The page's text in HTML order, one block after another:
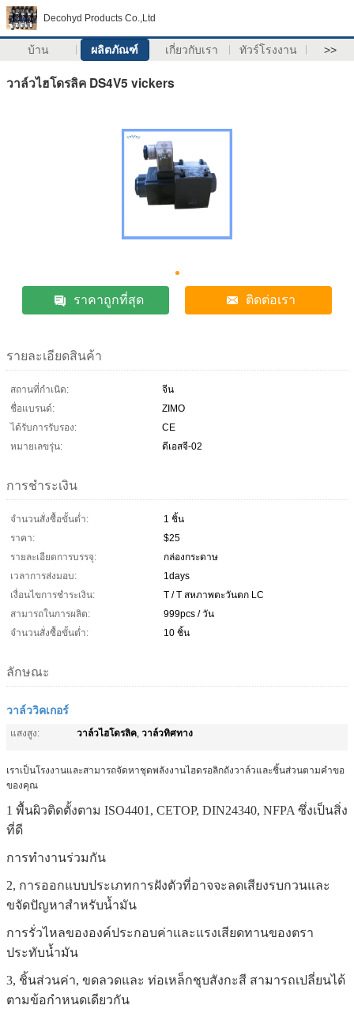
Decohyd Products Co.,Ltd
บ้าน ผลิตภัณฑ์ เกี่ยวกับเรา ทัวร์โรงงาน >>
วาล์วไฮโดรลิค DS4V5 vickers
ราคาถูกที่สุด ติดต่อเรา
รายละเอียดสินค้า
สถานที่กำเนิด:
จีน
ชื่อแบรนด์:
ZIMO
ได้รับการรับรอง:
CE
หมายเลขรุ่น:
ดีเอสจี-02
การชำระเงิน
จำนวนสั่งซื้อขั้นต่ำ:
1 ชิ้น
ราคา:
$25
รายละเอียดการบรรจุ:
กล่องกระดาษ
เวลาการส่งมอบ:
1days
เงื่อนไขการชำระเงิน:
T / T สหภาพตะวันตก LC
สามารถในการผลิต:
999pcs / วัน
จำนวนสั่งซื้อขั้นต่ำ:
10 ชิ้น
ลักษณะ
วาล์ววิคเกอร์
แสงสูง: วาล์วไฮโดรลิค, วาล์วทิศทาง
เราเป็นโรงงานและสามารถจัดหาชุดพลังงานไฮดรอลิกถังวาล์วและชิ้นส่วนตามคำขอ
ของคุณ
1 พื้นผิวติดตั้งตาม ISO4401, CETOP, DIN24340, NFPA ซึ่งเป็นสิ่ง
ที่ดี
การทำงานร่วมกัน
2, การออกแบบประเภทการฝังตัวที่อาจจะลดเสียงรบกวนและ
ขจัดปัญหาสำหรับน้ำมัน
การรั่วไหลขององค์ประกอบค่าและแรงเสียดทานของตรา
ประทับน้ำมัน
3, ชิ้นส่วนค่า, ขดลวดและ ท่อเหล็กชุบสังกะสี สามารถเปลี่ยนได้
ตามข้อกำหนดเดียวกัน